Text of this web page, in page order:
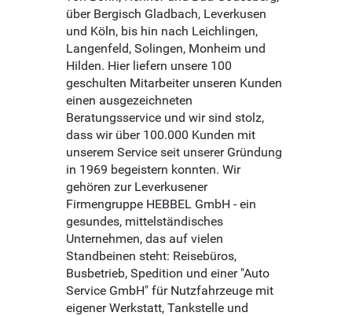
über Bergisch Gladbach, Leverkusen
und Köln, bis hin nach Leichlingen,
Langenfeld, Solingen, Monheim und
Hilden. Hier liefern unsere 100
geschulten Mitarbeiter unseren Kunden
einen ausgezeichneten
Beratungsservice und wir sind stolz,
dass wir über 100.000 Kunden mit
unserem Service seit unserer Gründung
in 1969 begeistern konnten. Wir
gehören zur Leverkusener
Firmengruppe HEBBEL GmbH - ein
gesundes, mittelständisches
Unternehmen, das auf vielen
Standbeinen steht: Reisebüros,
Busbetrieb, Spedition und einer "Auto
Service GmbH" für Nutzfahrzeuge mit
eigener Werkstatt, Tankstelle und